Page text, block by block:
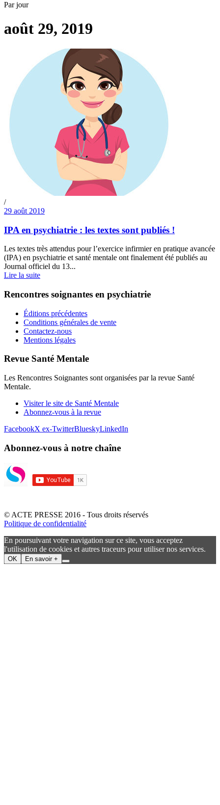
Par jour
août 29, 2019
/
29 août 2019
IPA en psychiatrie : les textes sont publiés !
Les textes très attendus pour l’exercice infirmier en pratique avancée
(IPA) en psychiatrie et santé mentale ont finalement été publiés au
Journal officiel du 13...
Lire la suite
Rencontres soignantes en psychiatrie
Éditions précédentes
Conditions générales de vente
Contactez-nous
Mentions légales
Revue Santé Mentale
Les Rencontres Soignantes sont organisées par la revue Santé
Mentale.
Visiter le site de Santé Mentale
Abonnez-vous à la revue
FacebookX ex-TwitterBlueskyLinkedIn
Abonnez-vous à notre chaîne
© ACTE PRESSE 2016 - Tous droits réservés
Politique de confidentialité
En poursuivant votre navigation sur ce site, vous acceptez
l'utilisation de cookies et autres traceurs pour utiliser nos services.
OK En savoir +